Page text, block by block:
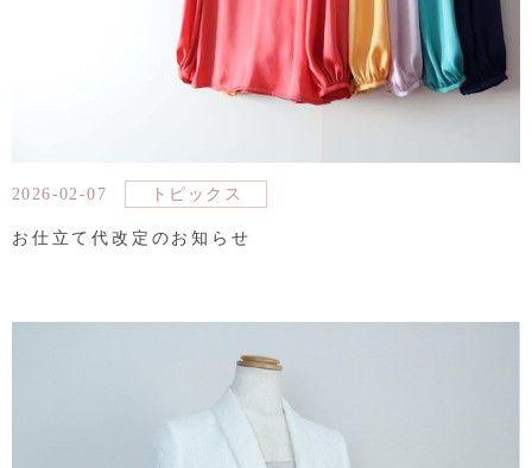
2026-02-07 トピックス
お仕立て代改定のお知らせ